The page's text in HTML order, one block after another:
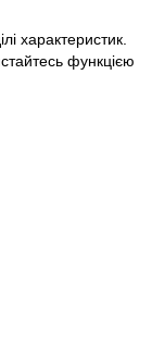
характеристик.
функцією